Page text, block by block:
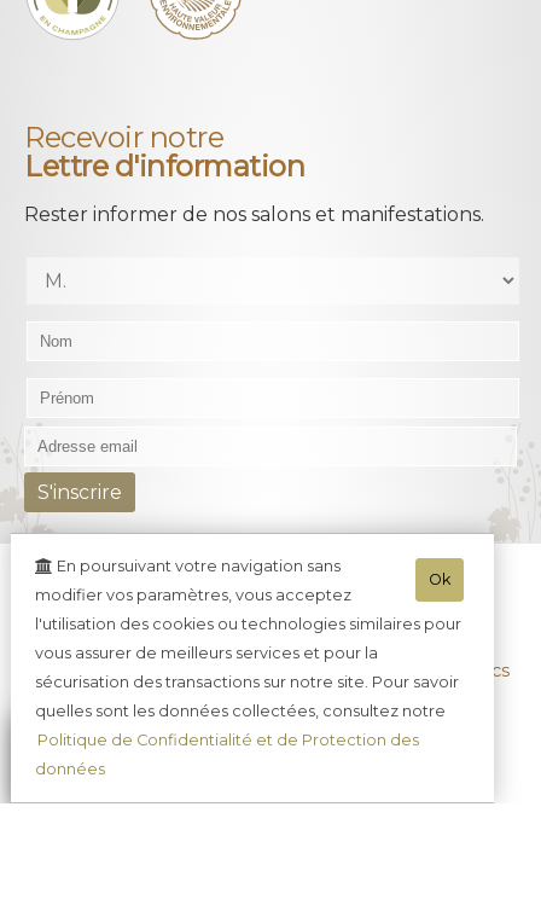
Recevoir notre
Lettre d'information
Rester informer de nos salons et manifestations.
Champagne Tradition Brut
Champagne Tradition Demi-sec
Champagne Prestige Champagne Blanc de Blancs
Champagne Rosé Champagne Millésime
Coffret Champagne et chocolats
Ok
En poursuivant votre navigation sans
modifier vos paramètres, vous acceptez
l'utilisation des cookies ou technologies similaires pour
vous assurer de meilleurs services et pour la
sécurisation des transactions sur notre site. Pour savoir
quelles sont les données collectées, consultez notre
Politique de Confidentialité et de Protection des
données